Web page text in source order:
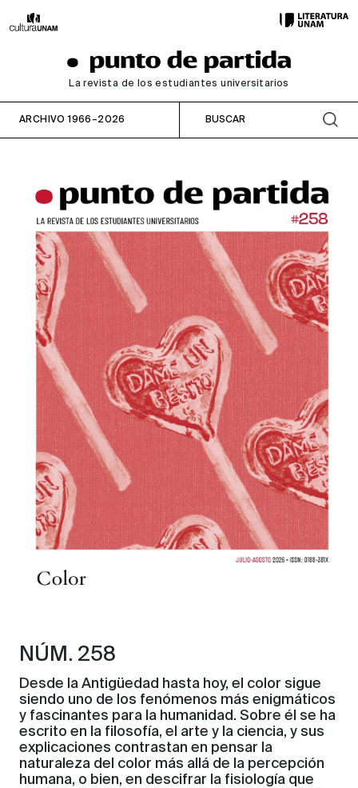
La revista de los estudiantes universitarios
ARCHIVO 1966–2026
NÚM. 258
Desde la Antigüedad hasta hoy, el color sigue
siendo uno de los fenómenos más enigmáticos
y fascinantes para la humanidad. Sobre él se ha
escrito en la filosofía, el arte y la ciencia, y sus
explicaciones contrastan en pensar la
naturaleza del color más allá de la percepción
humana, o bien, en descifrar la fisiología que